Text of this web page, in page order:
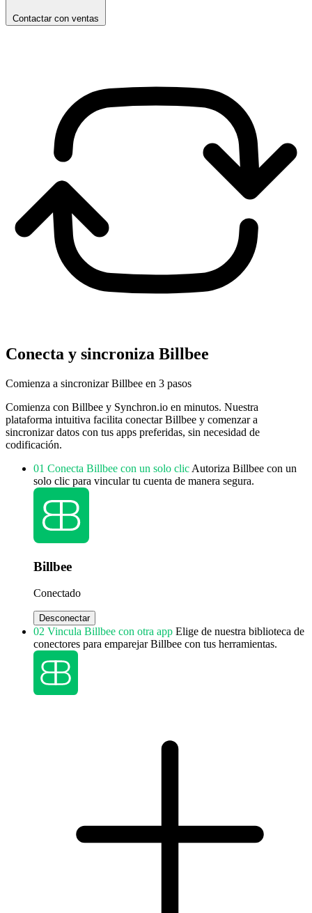
Contactar con ventas
Conecta y sincroniza Billbee
Comienza a sincronizar Billbee en 3 pasos
Comienza con Billbee y Synchron.io en minutos. Nuestra
plataforma intuitiva facilita conectar Billbee y comenzar a
sincronizar datos con tus apps preferidas, sin necesidad de
codificación.
01 Conecta Billbee con un solo clic Autoriza Billbee con un
solo clic para vincular tu cuenta de manera segura.
Billbee
Conectado
Desconectar
02 Vincula Billbee con otra app Elige de nuestra biblioteca de
conectores para emparejar Billbee con tus herramientas.